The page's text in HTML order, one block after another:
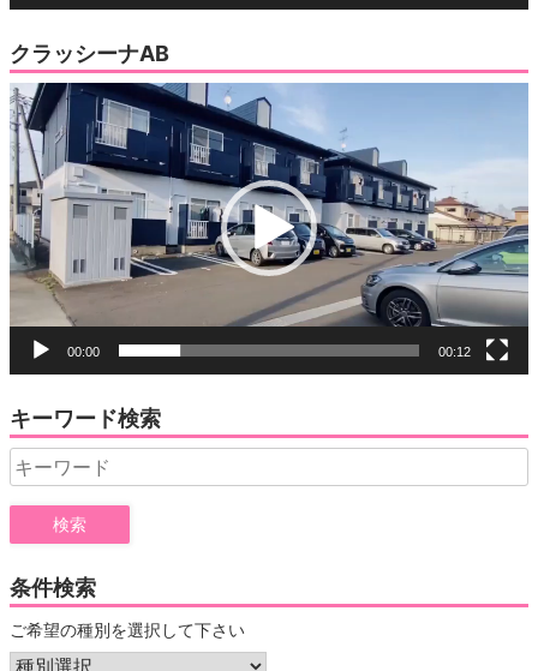
クラッシーナAB
動
画
プ
レ
ー
ヤ
ー
00:00 00:12
キーワード検索
Search
for:
条件検索
ご希望の種別を選択して下さい